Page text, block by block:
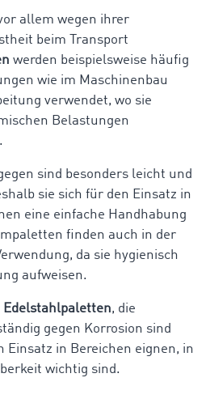
allem wegen ihrer
beim Transport
werden beispielsweise häufig
wie im Maschinenbau
verwendet, wo sie
Belastungen
sind besonders leicht und
sie sich für den Einsatz in
eine einfache Handhabung
finden auch in der
da sie hygienisch
aufweisen.
Edelstahlpaletten, die
gegen Korrosion sind
Einsatz in Bereichen eignen, in
wichtig sind.